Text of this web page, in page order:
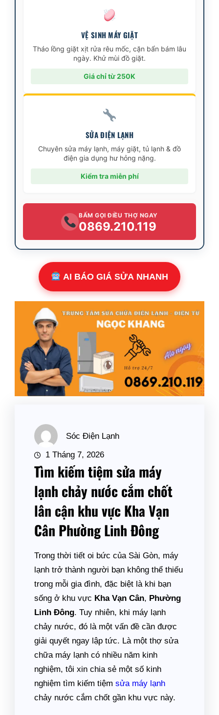
VỆ SINH MÁY GIẶT
Tháo lồng giặt xịt rửa rêu mốc, cặn bẩn bám lâu
ngày. Khử mùi đồ giặt.
Giá chỉ từ 250K
SỬA ĐIỆN LẠNH
Chuyên sửa máy lạnh, máy giặt, tủ lạnh & đồ
điện gia dụng hư hỏng nặng.
Kiểm tra miễn phí
BẤM GỌI ĐIỀU THỢ NGAY
0869.210.119
AI BÁO GIÁ SỬA NHANH
Sóc Điện Lạnh
1 Tháng 7, 2026
Tìm kiếm tiệm sửa máy
lạnh chảy nước cắm chốt
lân cận khu vực Kha Vạn
Cân Phường Linh Đông
Trong thời tiết oi bức của Sài Gòn, máy
lạnh trở thành người bạn không thể thiếu
trong mỗi gia đình, đặc biệt là khi bạn
sống ở khu vực Kha Vạn Cân, Phường
Linh Đông. Tuy nhiên, khi máy lạnh
chảy nước, đó là một vấn đề cần được
giải quyết ngay lập tức. Là một thợ sửa
chữa máy lạnh có nhiều năm kinh
nghiệm, tôi xin chia sẻ một số kinh
nghiệm tìm kiếm tiệm sửa máy lạnh
chảy nước cắm chốt gần khu vực này.